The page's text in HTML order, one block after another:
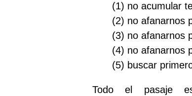
(1) no acumular
(2) no afanarnos
(3) no afanarnos
(4) no afanarnos
(5) buscar
Todo el pasaje